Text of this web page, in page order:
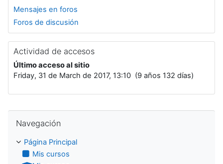
Mensajes en foros
Foros de discusión
Actividad de accesos
Último acceso al sitio
Friday, 31 de March de 2017, 13:10 (9 años 132 días)
Navegación
Página Principal
Mis cursos